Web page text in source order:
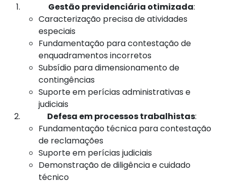
Gestão previdenciária otimizada:
Caracterização precisa de atividades
especiais
Fundamentação para contestação de
enquadramentos incorretos
Subsídio para dimensionamento de
contingências
Suporte em perícias administrativas e
judiciais
Defesa em processos trabalhistas:
Fundamentação técnica para contestação
de reclamações
Suporte em perícias judiciais
Demonstração de diligência e cuidado
técnico